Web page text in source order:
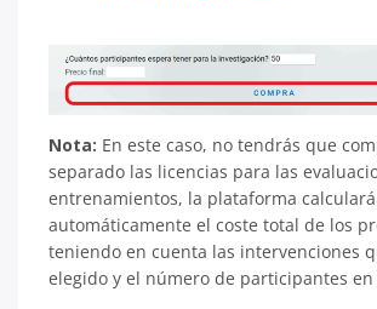
Nota: En este caso, no tendrás que
separado las licencias para las
entrenamientos, la plataforma calculará
automáticamente el coste total de los
teniendo en cuenta las intervenciones
elegido y el número de participantes